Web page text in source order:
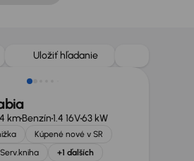
Uložiť hľadanie
o 500 €
kmBenzín1.4 16V63 kW
Kúpené nové v SR
Serv.kniha +1 ďalších